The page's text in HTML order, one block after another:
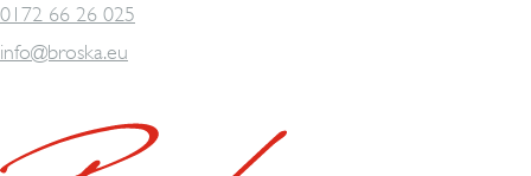
0172 66 26 025
info@broska.eu